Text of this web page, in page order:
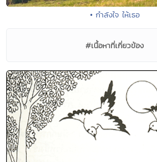
• กำลังใจ ให้เธอ
#เนื้อหาที่เกี่ยวข้อง